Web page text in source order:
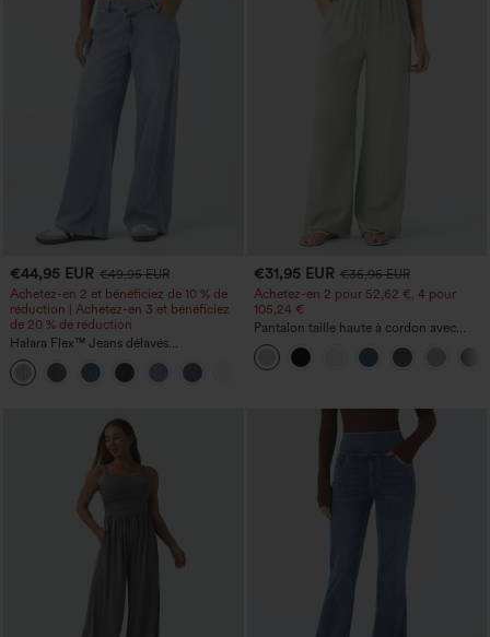
€44,95 EUR €49,95 EUR
Achetez-en 2 et bénéficiez de 10 % de
réduction | Achetez-en 3 et bénéficiez
de 20 % de réduction
Halara Flex™ Jeans délavés
décontractés, coupe baggy à jambe
large, taille basse asymétrique, poches
zippées
€31,95 EUR €35,95 EUR
Achetez-en 2 pour 52,62 €, 4 pour
105,24 €
Pantalon taille haute à cordon avec
poches, jambe large et coupe ample,
style décontracté, effet lin